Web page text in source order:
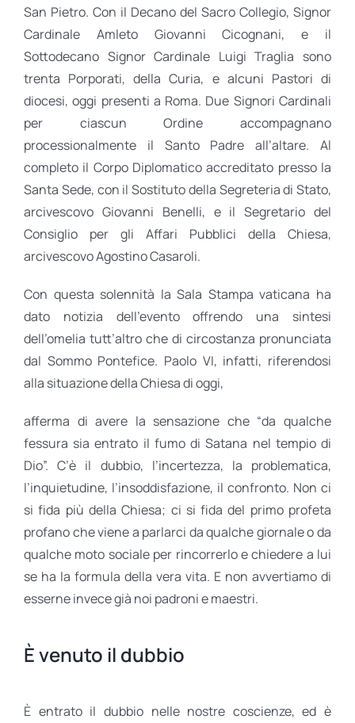
San Pietro. Con il Decano del Sacro Collegio, Signor
Cardinale Amleto Giovanni Cicognani, e il
Sottodecano Signor Cardinale Luigi Traglia sono
trenta Porporati, della Curia, e alcuni Pastori di
diocesi, oggi presenti a Roma. Due Signori Cardinali
per ciascun Ordine accompagnano
processionalmente il Santo Padre all’altare. Al
completo il Corpo Diplomatico accreditato presso la
Santa Sede, con il Sostituto della Segreteria di Stato,
arcivescovo Giovanni Benelli, e il Segretario del
Consiglio per gli Affari Pubblici della Chiesa,
arcivescovo Agostino Casaroli.
Con questa solennità la Sala Stampa vaticana ha
dato notizia dell’evento offrendo una sintesi
dell’omelia tutt’altro che di circostanza pronunciata
dal Sommo Pontefice. Paolo VI, infatti, riferendosi
alla situazione della Chiesa di oggi,
afferma di avere la sensazione che “da qualche
fessura sia entrato il fumo di Satana nel tempio di
Dio”. C’è il dubbio, l’incertezza, la problematica,
l’inquietudine, l’insoddisfazione, il confronto. Non ci
si fida più della Chiesa; ci si fida del primo profeta
profano che viene a parlarci da qualche giornale o da
qualche moto sociale per rincorrerlo e chiedere a lui
se ha la formula della vera vita. E non avvertiamo di
esserne invece già noi padroni e maestri.
È venuto il dubbio
È entrato il dubbio nelle nostre coscienze, ed è